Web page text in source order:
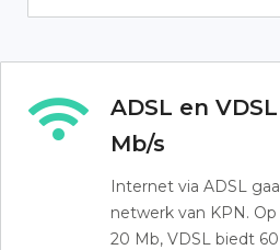
ADSL en
Mb/s
Internet via ADSL
netwerk van KPN. Op
20 Mb, VDSL biedt